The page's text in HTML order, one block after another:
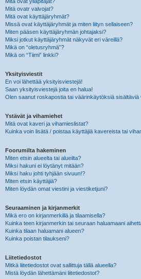
Mitä ovatr valvojat?
Mitä ovat käyttäjäryhmät?
Missä ovat käyttäjäryhmät ja miten liityn sellaiseen?
Miten pääsen käyttäjäryhmän johtajaksi?
Miksi jotkut käyttäjäryhmät näkyvät eri väreillä?
Mikä on “oletusryhmä”?
Mikä on “Tiimi” linkki?
Yksityisviestit
En voi lähettää yksityisviestejä!
Saan yksityisviestejä joita en halua!
Olen saanut roskapostia tai väärinkäytöksiä sisältäviä
Ystävät ja vihamiehet
Mitä ovat kaveri ja vihamieslistat?
Kuinka voin lisätä / poistaa käyttäjiä kavereista tai
Foorumilta hakeminen
Miten etsin alueelta tai alueilta?
Miksi hakuni ei löytänyt mitään?
Miksi haku johti tyhjään sivuun!?
Miten etsin käyttäjiä?
Miten löydän omat viestini ja viestiketjuni?
Seuraaminen ja kirjanmerkit
Mikä ero on kirjanmerkillä ja tilaamisella?
Kuinka teen kirjanmerkin tai seuraan haluamaani
Kuinka tilaan haluamani alueen?
Kuinka poistan tilaukseni?
Liitetiedostot
Mitkä liitetiedostot ovat sallittuja tällä alueella?
Mistä löydän lähettämäni liitetiedostot?